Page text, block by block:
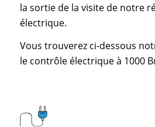
la sortie de la visite de notre
électrique.
Vous trouverez ci-dessous
le contrôle électrique à 1000